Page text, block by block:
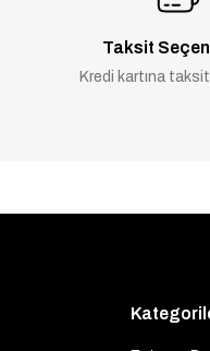
Taksit
Kredi kartına